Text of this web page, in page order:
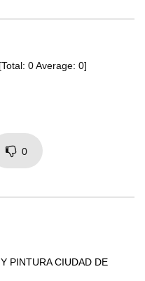
[Total: 0Average: 0]
0
PINTURA CIUDAD DE